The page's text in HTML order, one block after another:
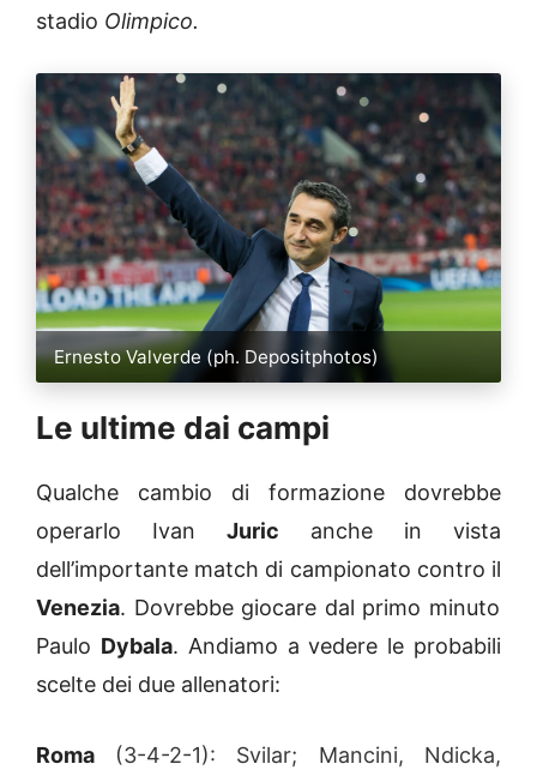
stadio Olimpico.
Ernesto Valverde (ph. Depositphotos)
Le ultime dai campi
Qualche cambio di formazione dovrebbe
operarlo Ivan Juric anche in vista
dell’importante match di campionato contro il
Venezia. Dovrebbe giocare dal primo minuto
Paulo Dybala. Andiamo a vedere le probabili
scelte dei due allenatori:
Roma
(3-4-2-1): Svilar; Mancini, Ndicka,